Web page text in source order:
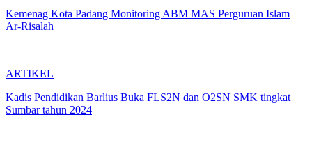
Kemenag Kota Padang Monitoring ABM MAS Perguruan Islam
Ar-Risalah
ARTIKEL
Kadis Pendidikan Barlius Buka FLS2N dan O2SN SMK tingkat
Sumbar tahun 2024